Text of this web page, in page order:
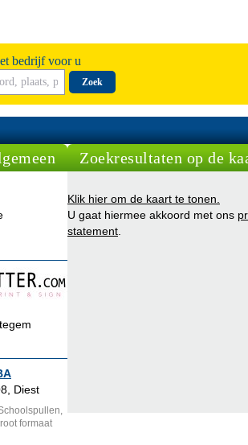
bedrijf voor u
Zoek
Diest
formaat
Zoekresultaten op de
Klik hier om de kaart te tonen.
U gaat hiermee akkoord met ons
statement